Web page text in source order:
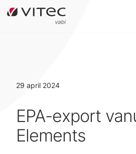
29 april 2024
EPA-export
Elements